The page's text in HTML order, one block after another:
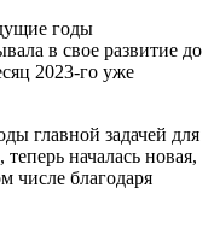
годы
в свое развитие до
2023-го уже
главной задачей для
началась новая,
числе благодаря